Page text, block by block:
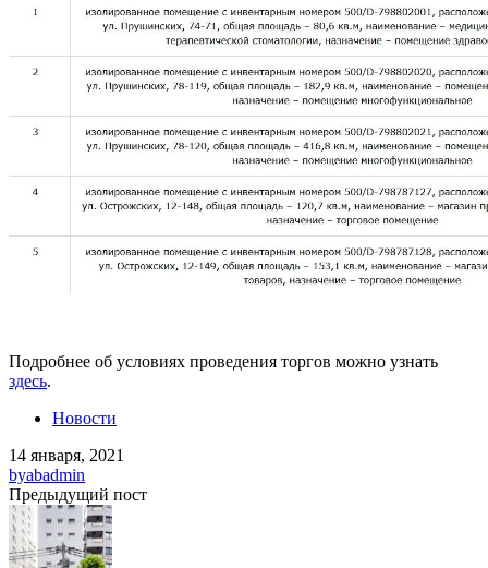
Подробнее об условиях проведения торгов можно узнать
здесь.
Новости
14 января, 2021
byabadmin
Предыдущий пост